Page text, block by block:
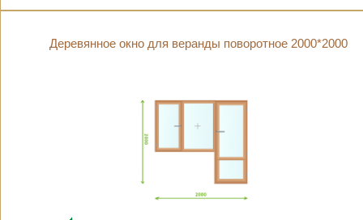
Деревянное окно для веранды поворотное 2000*2000